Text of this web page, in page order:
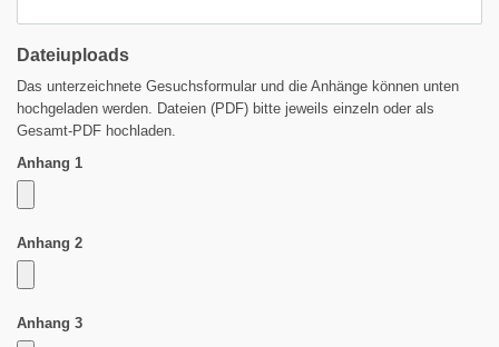
Dateiuploads
Das unterzeichnete Gesuchsformular und die Anhänge können unten
hochgeladen werden. Dateien (PDF) bitte jeweils einzeln oder als
Gesamt-PDF hochladen.
Anhang 1
Anhang 2
Anhang 3